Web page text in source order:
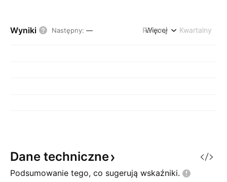
Wyniki Następny: — Roczny Kwartalny
Więcej
Dane techniczne
Podsumowanie tego, co sugerują wskaźniki.